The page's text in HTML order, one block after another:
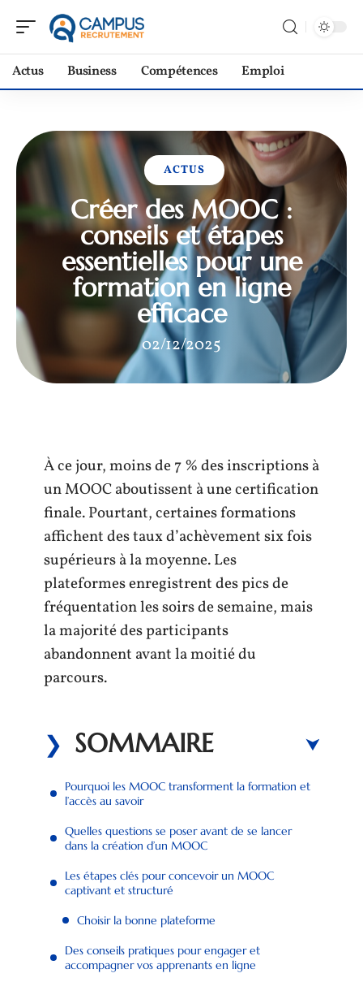
Actus Business Compétences Emploi
ACTUS
Créer des MOOC :
conseils et étapes
essentielles pour une
formation en ligne
efficace
02/12/2025
À ce jour, moins de 7 % des inscriptions à
un MOOC aboutissent à une certification
finale. Pourtant, certaines formations
affichent des taux d’achèvement six fois
supérieurs à la moyenne. Les
plateformes enregistrent des pics de
fréquentation les soirs de semaine, mais
la majorité des participants
abandonnent avant la moitié du
parcours.
SOMMAIRE
Pourquoi les MOOC transforment la formation et
l’accès au savoir
Quelles questions se poser avant de se lancer
dans la création d’un MOOC
Les étapes clés pour concevoir un MOOC
captivant et structuré
Choisir la bonne plateforme
Des conseils pratiques pour engager et
accompagner vos apprenants en ligne